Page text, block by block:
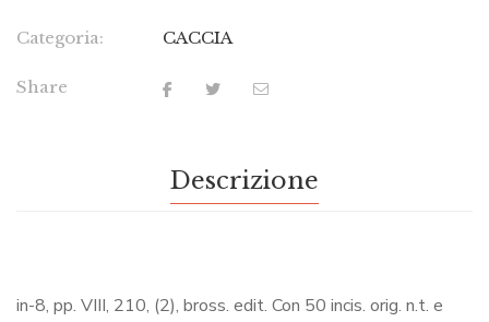
Categoria: CACCIA
Share
Descrizione
in-8, pp. VIII, 210, (2), bross. edit. Con 50 incis. orig. n.t. e